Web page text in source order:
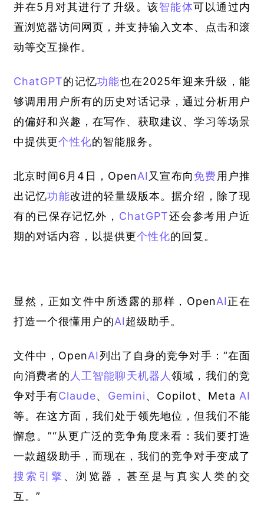
并在5月对其进行了升级。该智能体可以通过内
置浏览器访问网页，并支持输入文本、点击和滚
动等交互操作。
ChatGPT的记忆功能也在2025年迎来升级，能
够调用用户所有的历史对话记录，通过分析用户
的偏好和兴趣，在写作、获取建议、学习等场景
中提供更个性化的智能服务。
北京时间6月4日，OpenAI又宣布向 免费用户推
出记忆功能改进的轻量级版本。据介绍，除了现
有的已保存记忆外， ChatGPT还会参考用户近
期的对话内容，以提供更个性化的回复。
显然，正如文件中所透露的那样，OpenAI正在
打造一个很懂用户的AI超级助手。
文件中，OpenAI列出了自身的竞争对手：“在面
向消费者的 人工智能聊天机器人领域，我们的竞
争对手有Claude、 Gemini、Copilot、Meta AI
等。在这方面，我们处于领先地位，但我们不能
懈怠。”“从更广泛的竞争角度来看：我们要打造
一款超级助手，而现在，我们的竞争对手变成了
搜索引擎 、浏览器，甚至是与真实人类的交
互。”